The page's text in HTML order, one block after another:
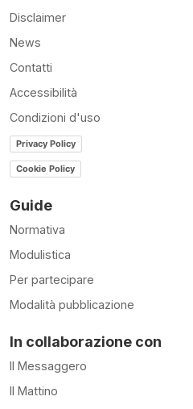
Disclaimer
News
Contatti
Accessibilità
Condizioni d'uso
Privacy Policy
Cookie Policy
Guide
Normativa
Modulistica
Per partecipare
Modalità pubblicazione
In collaborazione con
Il Messaggero
Il Mattino